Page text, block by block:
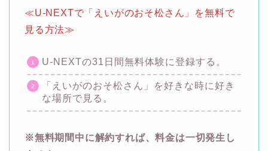
≪U-NEXTで「えいがのおそ松さん」を無料で
見る方法≫
U-NEXTの31日間無料体験に登録する。
「えいがのおそ松さん」を好きな時に好き
な場所で見る。
※無料期間中に解約すれば、料金は一切発生し